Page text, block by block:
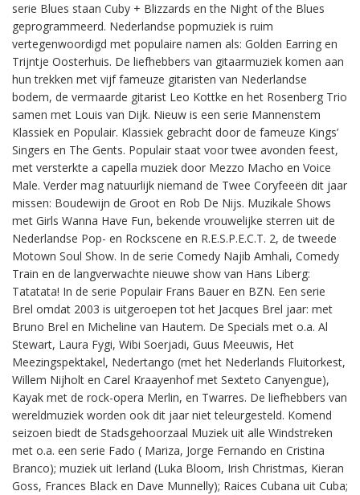
serie Blues staan Cuby + Blizzards en the Night of the Blues
geprogrammeerd. Nederlandse popmuziek is ruim
vertegenwoordigd met populaire namen als: Golden Earring en
Trijntje Oosterhuis. De liefhebbers van gitaarmuziek komen aan
hun trekken met vijf fameuze gitaristen van Nederlandse
bodem, de vermaarde gitarist Leo Kottke en het Rosenberg Trio
samen met Louis van Dijk. Nieuw is een serie Mannenstem
Klassiek en Populair. Klassiek gebracht door de fameuze Kings’
Singers en The Gents. Populair staat voor twee avonden feest,
met versterkte a capella muziek door Mezzo Macho en Voice
Male. Verder mag natuurlijk niemand de Twee Coryfeeën dit jaar
missen: Boudewijn de Groot en Rob De Nijs. Muzikale Shows
met Girls Wanna Have Fun, bekende vrouwelijke sterren uit de
Nederlandse Pop- en Rockscene en R.E.S.P.E.C.T. 2, de tweede
Motown Soul Show. In de serie Comedy Najib Amhali, Comedy
Train en de langverwachte nieuwe show van Hans Liberg:
Tatatata! In de serie Populair Frans Bauer en BZN. Een serie
Brel omdat 2003 is uitgeroepen tot het Jacques Brel jaar: met
Bruno Brel en Micheline van Hautem. De Specials met o.a. Al
Stewart, Laura Fygi, Wibi Soerjadi, Guus Meeuwis, Het
Meezingspektakel, Nedertango (met het Nederlands Fluitorkest,
Willem Nijholt en Carel Kraayenhof met Sexteto Canyengue),
Kayak met de rock-opera Merlin, en Twarres. De liefhebbers van
wereldmuziek worden ook dit jaar niet teleurgesteld. Komend
seizoen biedt de Stadsgehoorzaal Muziek uit alle Windstreken
met o.a. een serie Fado ( Mariza, Jorge Fernando en Cristina
Branco); muziek uit Ierland (Luka Bloom, Irish Christmas, Kieran
Goss, Frances Black en Dave Munnelly); Raices Cubana uit Cuba;